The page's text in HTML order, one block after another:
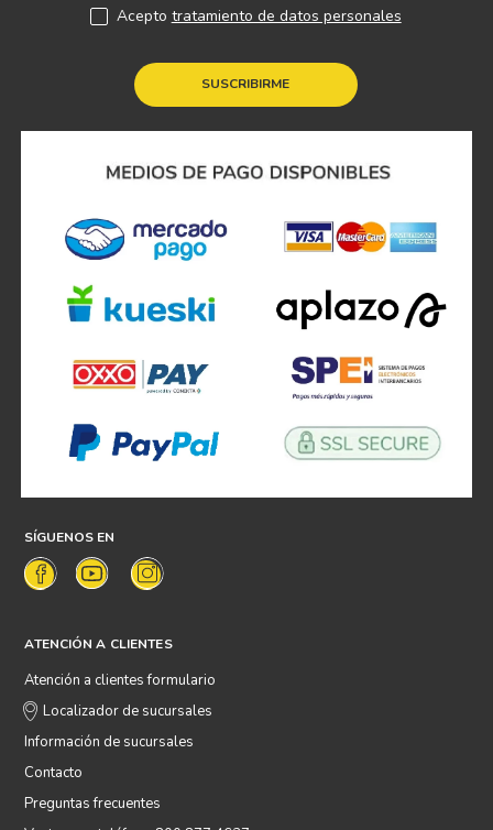
SUSCRIBIRME
Acepto tratamiento de datos personales
SÍGUENOS EN
ATENCIÓN A CLIENTES
Atención a clientes formulario
Localizador de sucursales
Información de sucursales
Contacto
Preguntas frecuentes